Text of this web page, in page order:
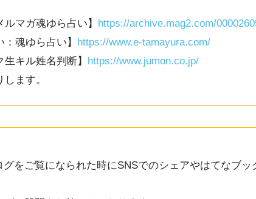
マガ魂ゆら占い】 https://archive.mag2.com/
魂ゆら占い】 https://www.e-tamayura.com/
キル姓名判断】 https://www.jumon.co.jp/
ます。
をご覧になられた時にSNSでのシェアやはてなブ